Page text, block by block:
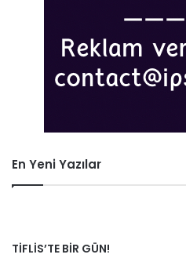
En Yeni Yazılar
TİFLİS’TE BİR GÜN!